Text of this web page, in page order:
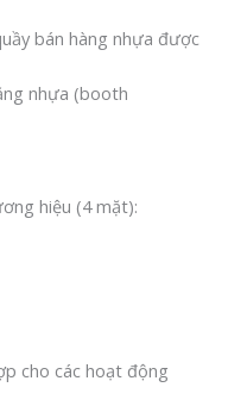
bán hàng nhựa được
nhựa (booth
hiệu (4 mặt):
cho các hoạt động